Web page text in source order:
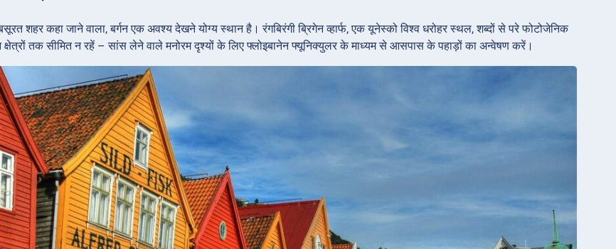
शहर कहा जाने वाला, बर्गन एक अवश्य देखने योग्य स्थान है। रंगबिरंगी ब्रिगेन व्हार्फ, एक यूनेस्को विश्व धरोहर स्थल, शब्दों से परे फोटोजेनिक
तक सीमित न रहें – सांस लेने वाले मनोरम दृश्यों के लिए फ्लोइबानेन फ्यूनिक्युलर के माध्यम से आसपास के पहाड़ों का अन्वेषण करें।